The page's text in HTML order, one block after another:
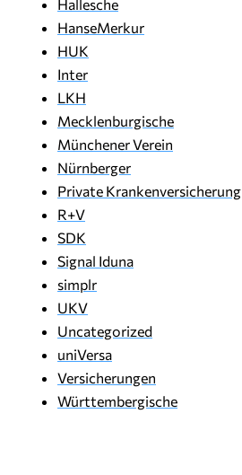
Hallesche
HanseMerkur
HUK
Inter
LKH
Mecklenburgische
Münchener Verein
Nürnberger
Private Krankenversicherung
R+V
SDK
Signal Iduna
simplr
UKV
Uncategorized
uniVersa
Versicherungen
Württembergische